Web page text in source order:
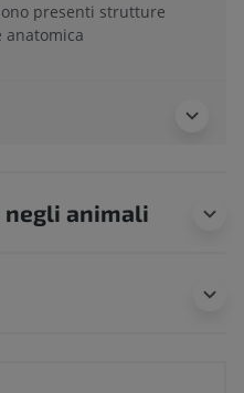
presenti strutture
anatomica
animali